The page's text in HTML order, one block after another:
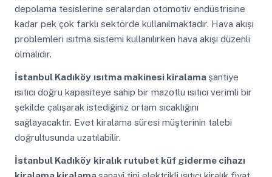
depolama tesislerine seralardan otomotiv endüstrisine
kadar pek çok farklı sektörde kullanılmaktadır. Hava akışı
problemleri ısıtma sistemi kullanılırken hava akışı düzenli
olmalıdır.
İstanbul Kadıköy ısıtma makinesi kiralama şantiye
ısıtıcı doğru kapasiteye sahip bir mazotlu ısıtıcı verimli bir
şekilde çalışarak istediğiniz ortam sıcaklığını
sağlayacaktır. Evet kiralama süresi müşterinin talebi
doğrultusunda uzatılabilir.
İstanbul Kadıköy kiralık rutubet küf giderme cihazı